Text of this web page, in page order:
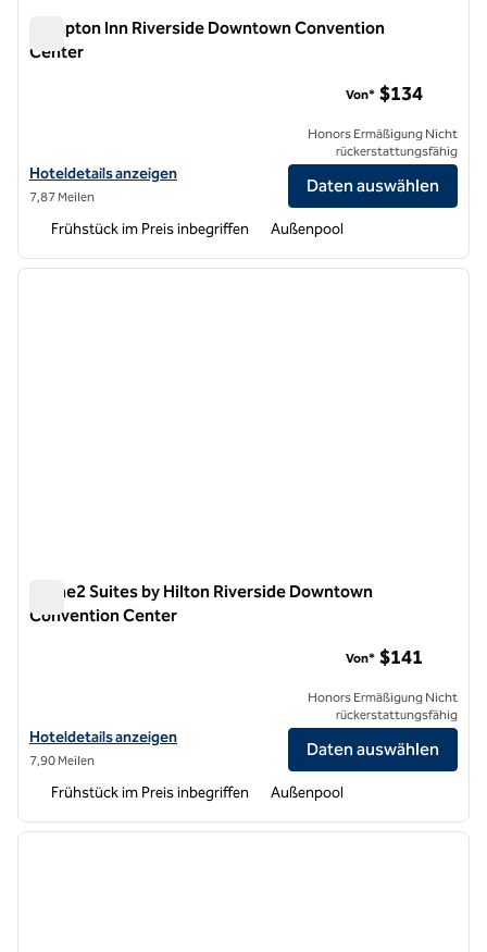
Hampton Inn Riverside Downtown Convention
Center
Hoteldetails für das Hampton Inn Riverside Downtown Convention
Hoteldetails anzeigen
7,87 Meilen
Von* $134
Honors Ermäßigung Nicht
rückerstattungsfähig
Daten auswählen
Frühstück im Preis inbegriffen Außenpool
1 von 12
Home2 Suites by Hilton Riverside Downtown
Convention Center
Hoteldetails für Home2 Suites by Hilton Riverside Downtown
Hoteldetails anzeigen
7,90 Meilen
Von* $141
Honors Ermäßigung Nicht
rückerstattungsfähig
Daten auswählen
Frühstück im Preis inbegriffen Außenpool
1 von 12